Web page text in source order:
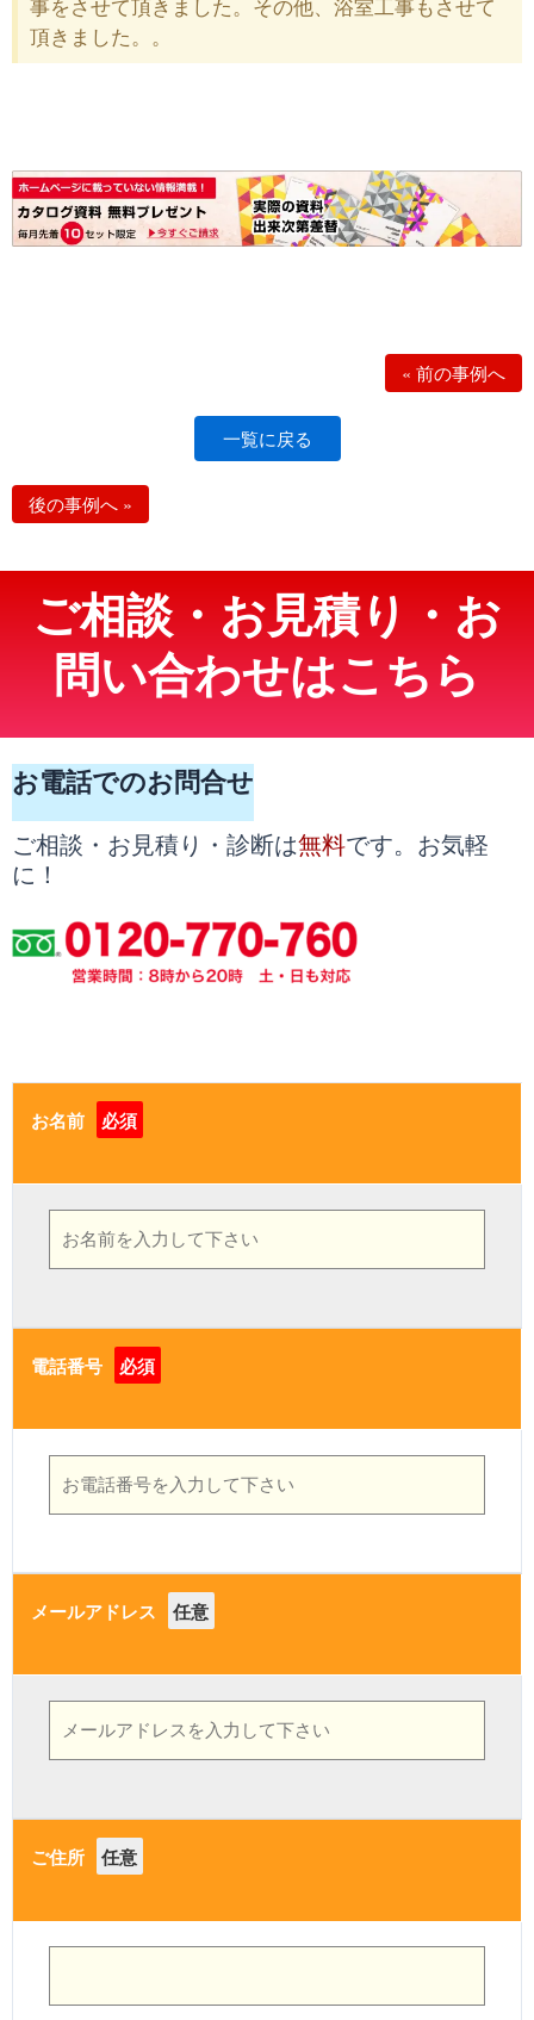
頂きました。。
« 前の事例へ
一覧に戻る
後の事例へ »
ご相談・お見積り・お
問い合わせはこちら
お電話でのお問合せ
ご相談・お見積り・診断は無料です。お気軽
に！
お名前 必須
電話番号 必須
メールアドレス 任意
ご住所 任意